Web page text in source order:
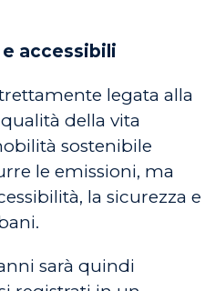
accessibili
legata alla
della vita
sostenibile
le emissioni, ma
la sicurezza e
sarà quindi